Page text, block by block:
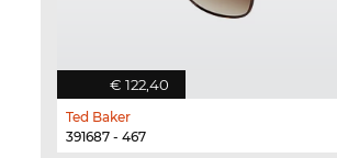
€ 122,40
Ted Baker
391687 - 467